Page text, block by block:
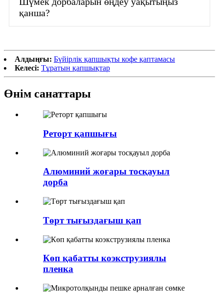
қанша?
Алдыңғы: Бүйірлік қапшықты кофе қаптамасы
Келесі: Тұратын қапшықтар
Өнім санаттары
Реторт қапшығы
Алюминий жоғары тосқауыл
дорба
Төрт тығыздағыш қап
Көп қабатты коэкструзиялы
пленка